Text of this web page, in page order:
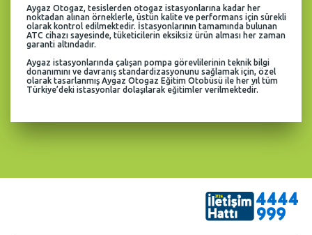
Aygaz Otogaz, tesislerden otogaz istasyonlarına kadar her
noktadan alınan örneklerle, üstün kalite ve performans için sürekli
olarak kontrol edilmektedir. İstasyonlarının tamamında bulunan
ATC cihazı sayesinde, tüketicilerin eksiksiz ürün alması her zaman
garanti altındadır.
Aygaz istasyonlarında çalışan pompa görevlilerinin teknik bilgi
donanımını ve davranış standardizasyonunu sağlamak için, özel
olarak tasarlanmış Aygaz Otogaz Eğitim Otobüsü ile her yıl tüm
Türkiye’deki istasyonlar dolaşılarak eğitimler verilmektedir.